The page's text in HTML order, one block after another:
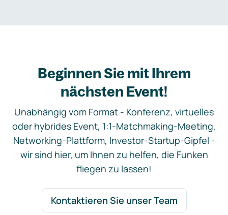
Beginnen Sie mit Ihrem
nächsten Event!
Unabhängig vom Format - Konferenz, virtuelles
oder hybrides Event, 1:1-Matchmaking-Meeting,
Networking-Plattform, Investor-Startup-Gipfel -
wir sind hier, um Ihnen zu helfen, die Funken
fliegen zu lassen!
Kontaktieren Sie unser Team